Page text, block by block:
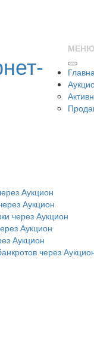
МЕНЮ
Аукцион
Аукцион
через Аукцион
Аукцион
Аукцион
через